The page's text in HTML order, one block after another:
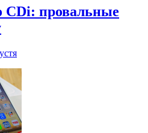
CDi: провальные